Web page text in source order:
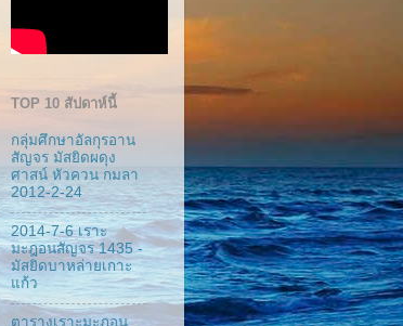
TOP 10 สัปดาห์นี้
กลุ่มศึกษาอัลกุรอาน
สัญจร มัสยิดผดุง
ศาสน์ หัวควน กมลา
2012-2-24
2014-7-6 เราะ
มะฎอนสัญจร 1435 -
มัสยิดบาหล่ายเกาะ
แก้ว
ตารางเราะมะฎอน